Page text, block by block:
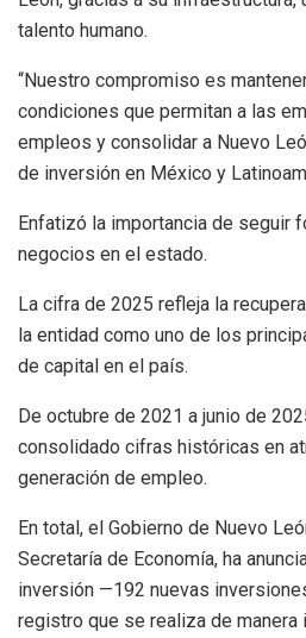
talento humano.
“Nuestro compromiso es
condiciones que permitan a las
empleos y consolidar a Nuevo
de inversión en México y
Enfatizó la importancia de seguir
negocios en el estado.
La cifra de 2025 refleja la
la entidad como uno de los
de capital en el país.
De octubre de 2021 a junio de
consolidado cifras históricas en
generación de empleo.
En total, el Gobierno de Nuevo
Secretaría de Economía, ha
inversión —192 nuevas
registro que se realiza de manera